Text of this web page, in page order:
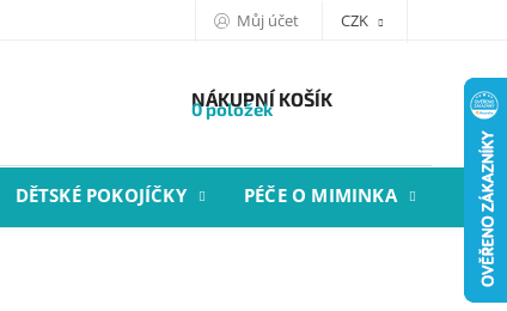
Můj účet CZK
NÁKUPNÍ KOŠÍK
0 položek
DĚTSKÉ POKOJÍČKY PÉČE O MIMINKA